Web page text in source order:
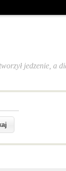
jedzenie, a